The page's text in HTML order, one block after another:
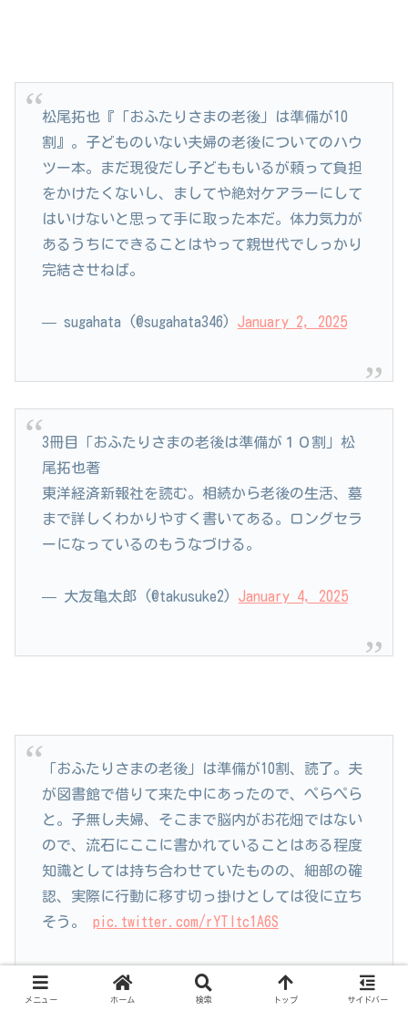
松尾拓也『「おふたりさまの老後」は準備が10
割』。子どものいない夫婦の老後についてのハウ
ツー本。まだ現役だし子どももいるが頼って負担
をかけたくないし、ましてや絶対ケアラーにして
はいけないと思って手に取った本だ。体力気力が
あるうちにできることはやって親世代でしっかり
完結させねば。
— sugahata (@sugahata346) January 2, 2025
3冊目「おふたりさまの老後は準備が１０割」松
尾拓也著
東洋経済新報社を読む。相続から老後の生活、墓
まで詳しくわかりやすく書いてある。ロングセラ
ーになっているのもうなづける。
— 大友亀太郎 (@takusuke2) January 4, 2025
「おふたりさまの老後」は準備が10割、読了。夫
が図書館で借りて来た中にあったので、ぺらぺら
と。子無し夫婦、そこまで脳内がお花畑ではない
ので、流石にここに書かれていることはある程度
知識としては持ち合わせていたものの、細部の確
認、実際に行動に移す切っ掛けとしては役に立ち
そう。 pic.twitter.com/rYTltc1A6S
— しろのろく (@enterexit_me_SK) December
27, 2024
メニュー ホーム 検索 トップ サイドバー